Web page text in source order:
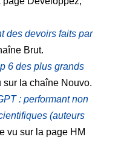
des devoirs faits par
Brut.
6 des plus grands
sur la chaîne Nouvo.
: performant non
(auteurs
vu sur la page HM